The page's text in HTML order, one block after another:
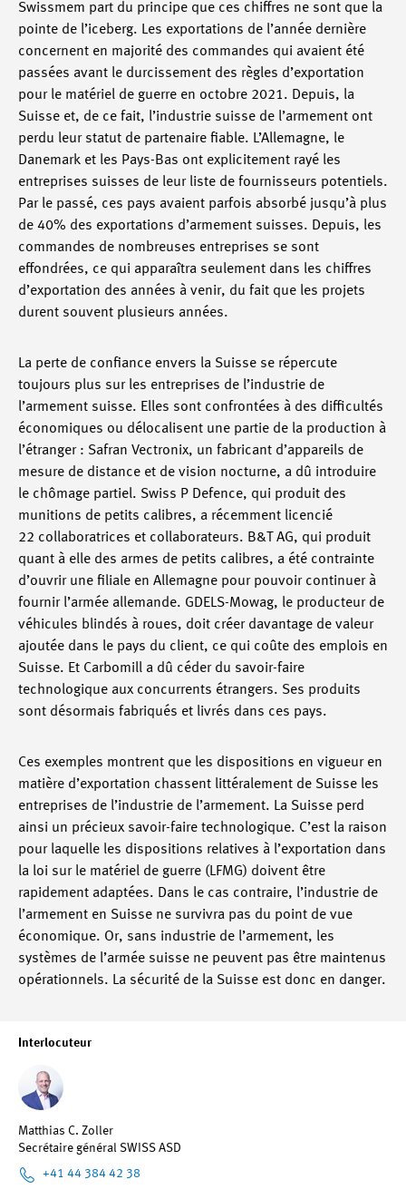
Interlocuteur
Matthias C. Zoller
Secrétaire général SWISS ASD
+41 44 384 42 38
Swissmem part du principe que ces chiffres ne sont que la
pointe de l’iceberg. Les exportations de l’année dernière
concernent en majorité des commandes qui avaient été
passées avant le durcissement des règles d’exportation
pour le matériel de guerre en octobre 2021. Depuis, la
Suisse et, de ce fait, l’industrie suisse de l’armement ont
perdu leur statut de partenaire fiable. L’Allemagne, le
Danemark et les Pays-Bas ont explicitement rayé les
entreprises suisses de leur liste de fournisseurs potentiels.
Par le passé, ces pays avaient parfois absorbé jusqu’à plus
de 40% des exportations d’armement suisses. Depuis, les
commandes de nombreuses entreprises se sont
effondrées, ce qui apparaîtra seulement dans les chiffres
d’exportation des années à venir, du fait que les projets
durent souvent plusieurs années.
La perte de confiance envers la Suisse se répercute
toujours plus sur les entreprises de l’industrie de
l’armement suisse. Elles sont confrontées à des difficultés
économiques ou délocalisent une partie de la production à
l’étranger : Safran Vectronix, un fabricant d’appareils de
mesure de distance et de vision nocturne, a dû introduire
le chômage partiel. Swiss P Defence, qui produit des
munitions de petits calibres, a récemment licencié
22 collaboratrices et collaborateurs. B&T AG, qui produit
quant à elle des armes de petits calibres, a été contrainte
d’ouvrir une filiale en Allemagne pour pouvoir continuer à
fournir l’armée allemande. GDELS-Mowag, le producteur de
véhicules blindés à roues, doit créer davantage de valeur
ajoutée dans le pays du client, ce qui coûte des emplois en
Suisse. Et Carbomill a dû céder du savoir-faire
technologique aux concurrents étrangers. Ses produits
sont désormais fabriqués et livrés dans ces pays.
Ces exemples montrent que les dispositions en vigueur en
matière d’exportation chassent littéralement de Suisse les
entreprises de l’industrie de l’armement. La Suisse perd
ainsi un précieux savoir-faire technologique. C’est la raison
pour laquelle les dispositions relatives à l’exportation dans
la loi sur le matériel de guerre (LFMG) doivent être
rapidement adaptées. Dans le cas contraire, l’industrie de
l’armement en Suisse ne survivra pas du point de vue
économique. Or, sans industrie de l’armement, les
systèmes de l’armée suisse ne peuvent pas être maintenus
opérationnels. La sécurité de la Suisse est donc en danger.